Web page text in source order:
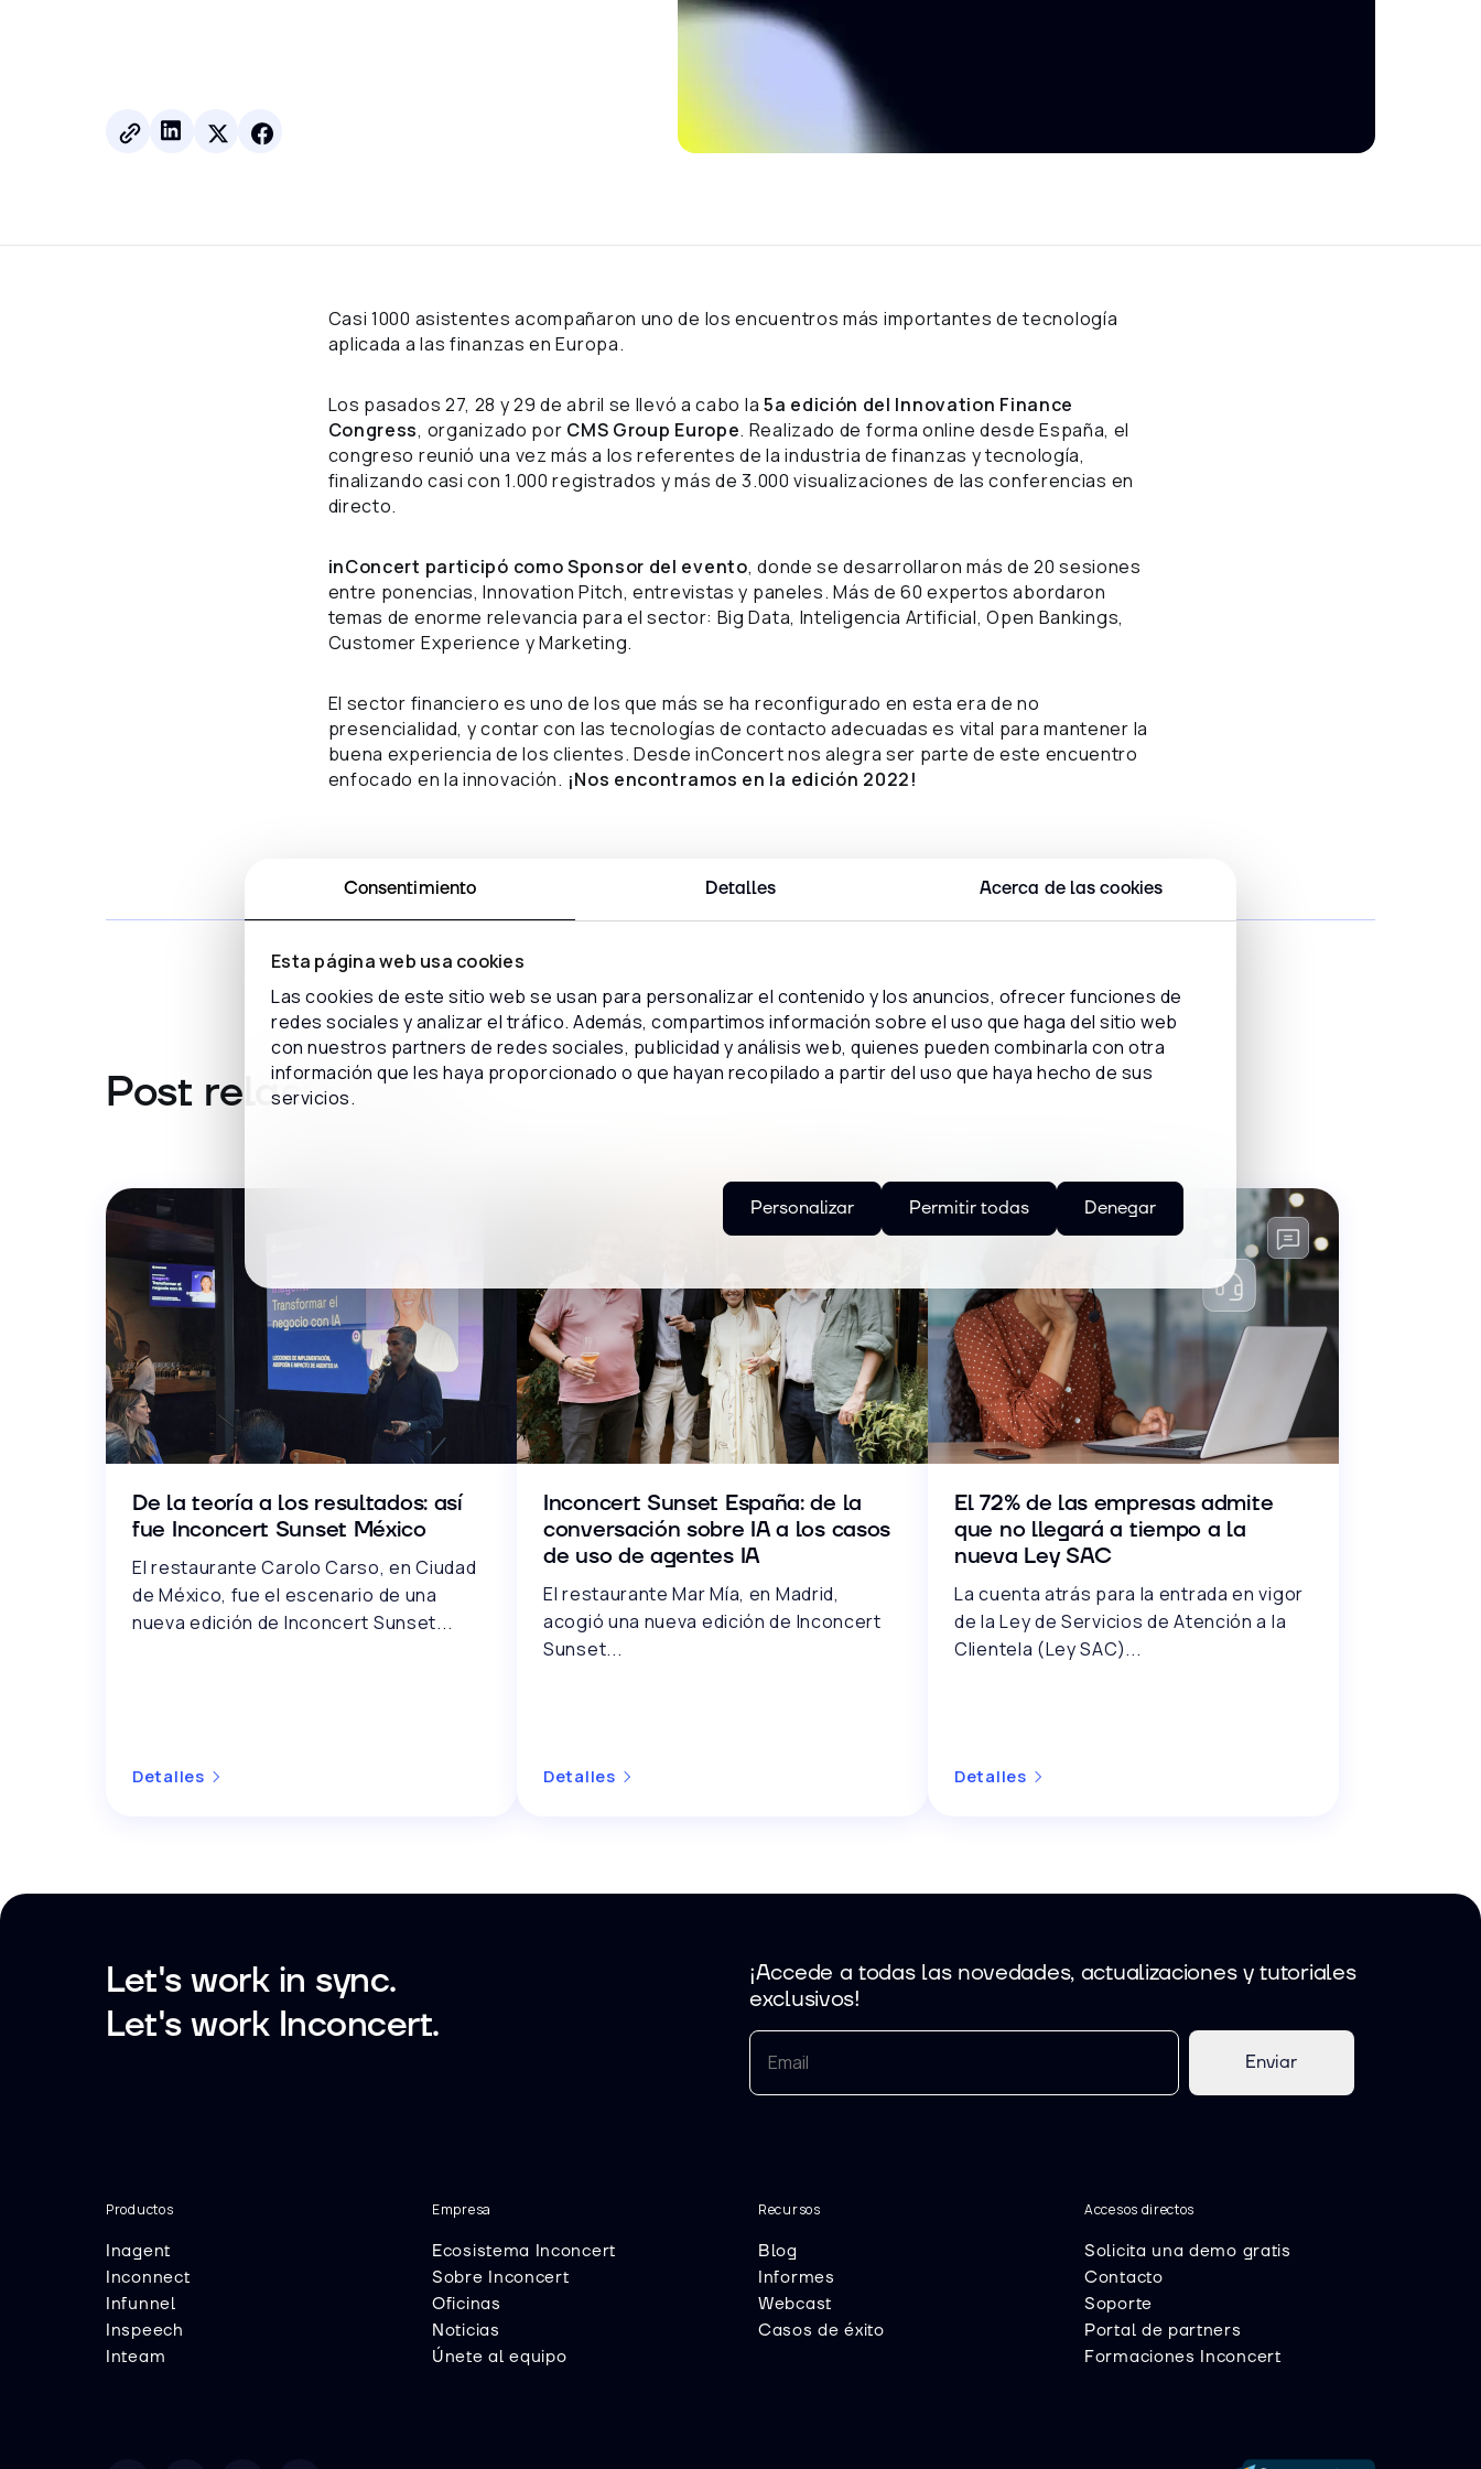
Consentimiento Detalles Acerca de las cookies
Esta página web usa cookies
Las cookies de este sitio web se usan para personalizar el contenido y los anuncios, ofrecer funciones de
redes sociales y analizar el tráfico. Además, compartimos información sobre el uso que haga del sitio web
con nuestros partners de redes sociales, publicidad y análisis web, quienes pueden combinarla con otra
información que les haya proporcionado o que hayan recopilado a partir del uso que haya hecho de sus
servicios.
Denegar
Personalizar Permitir todas
Casi 1000 asistentes acompañaron uno de los encuentros más importantes de tecnología
aplicada a las finanzas en Europa.
Los pasados 27, 28 y 29 de abril se llevó a cabo la 5a edición del Innovation Finance
Congress, organizado por CMS Group Europe. Realizado de forma online desde España, el
congreso reunió una vez más a los referentes de la industria de finanzas y tecnología,
finalizando casi con 1.000 registrados y más de 3.000 visualizaciones de las conferencias en
directo.
inConcert participó como Sponsor del evento, donde se desarrollaron más de 20 sesiones
entre ponencias, Innovation Pitch, entrevistas y paneles. Más de 60 expertos abordaron
temas de enorme relevancia para el sector: Big Data, Inteligencia Artificial, Open Bankings,
Customer Experience y Marketing.
El sector financiero es uno de los que más se ha reconfigurado en esta era de no
presencialidad, y contar con las tecnologías de contacto adecuadas es vital para mantener la
buena experiencia de los clientes. Desde inConcert nos alegra ser parte de este encuentro
enfocado en la innovación. ¡Nos encontramos en la edición 2022!
Post relacionados
De la teoría a los resultados: así
fue Inconcert Sunset México
El restaurante Carolo Carso, en Ciudad
de México, fue el escenario de una
nueva edición de Inconcert Sunset...
Detalles
Inconcert Sunset España: de la
conversación sobre IA a los casos
de uso de agentes IA
El restaurante Mar Mía, en Madrid,
acogió una nueva edición de Inconcert
Sunset...
Detalles
El 72% de las empresas admite
que no llegará a tiempo a la
nueva Ley SAC
La cuenta atrás para la entrada en vigor
de la Ley de Servicios de Atención a la
Clientela (Ley SAC)...
Detalles
Let's work in sync.
Let's work Inconcert.
¡Accede a todas las novedades, actualizaciones y tutoriales
exclusivos!
Enviar
Productos
Inagent
Inconnect
Infunnel
Inspeech
Inteam
Empresa
Ecosistema Inconcert
Sobre Inconcert
Oficinas
Noticias
Únete al equipo
Recursos
Blog
Informes
Webcast
Casos de éxito
Accesos directos
Solicita una demo gratis
Contacto
Soporte
Portal de partners
Formaciones Inconcert